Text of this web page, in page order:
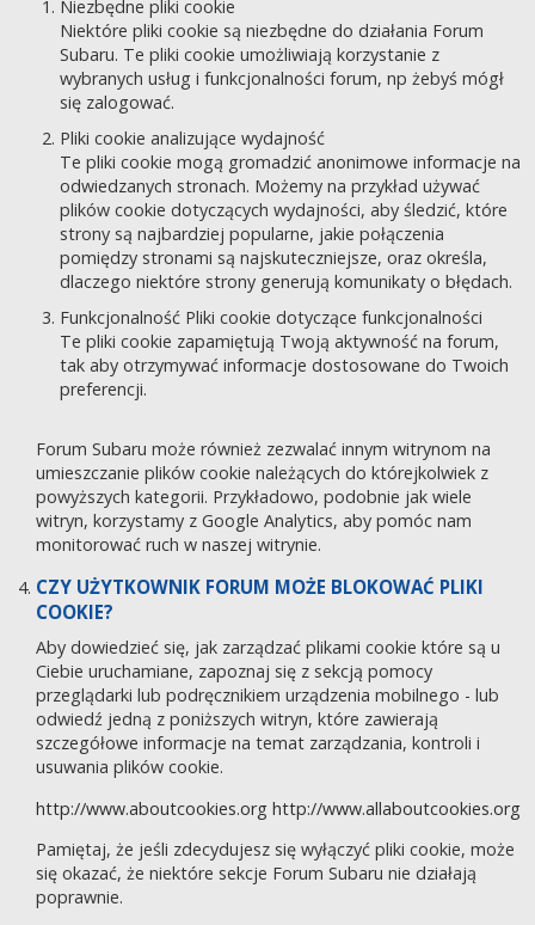
Niezbędne pliki cookie
Niektóre pliki cookie są niezbędne do działania Forum
Subaru. Te pliki cookie umożliwiają korzystanie z
wybranych usług i funkcjonalności forum, np żebyś mógł
się zalogować.
Pliki cookie analizujące wydajność
Te pliki cookie mogą gromadzić anonimowe informacje na
odwiedzanych stronach. Możemy na przykład używać
plików cookie dotyczących wydajności, aby śledzić, które
strony są najbardziej popularne, jakie połączenia
pomiędzy stronami są najskuteczniejsze, oraz określa,
dlaczego niektóre strony generują komunikaty o błędach.
Funkcjonalność Pliki cookie dotyczące funkcjonalności
Te pliki cookie zapamiętują Twoją aktywność na forum,
tak aby otrzymywać informacje dostosowane do Twoich
preferencji.
Forum Subaru może również zezwalać innym witrynom na
umieszczanie plików cookie należących do którejkolwiek z
powyższych kategorii. Przykładowo, podobnie jak wiele
witryn, korzystamy z Google Analytics, aby pomóc nam
monitorować ruch w naszej witrynie.
CZY UŻYTKOWNIK FORUM MOŻE BLOKOWAĆ PLIKI
COOKIE?
Aby dowiedzieć się, jak zarządzać plikami cookie które są u
Ciebie uruchamiane, zapoznaj się z sekcją pomocy
przeglądarki lub podręcznikiem urządzenia mobilnego - lub
odwiedź jedną z poniższych witryn, które zawierają
szczegółowe informacje na temat zarządzania, kontroli i
usuwania plików cookie.
http://www.aboutcookies.org http://www.allaboutcookies.org
Pamiętaj, że jeśli zdecydujesz się wyłączyć pliki cookie, może
się okazać, że niektóre sekcje Forum Subaru nie działają
poprawnie.